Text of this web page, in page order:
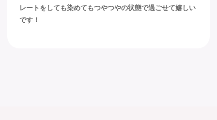
レートをしても染めてもつやつやの状態で過ごせて嬉しい
です！